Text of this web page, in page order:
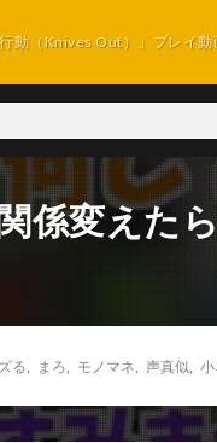
動（Knives Out）」プレイ動
係変えた
る まろ モノマネ 声真似 小